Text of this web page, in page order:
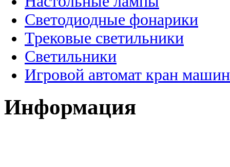
Светодиодные фонарики
Трековые светильники
Светильники
Игровой автомат кран
Информация